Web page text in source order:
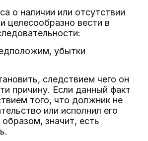
о наличии или отсутствии
целесообразно вести в
убытки
следствием чего он
причину. Если данный факт
того, что должник не
или исполнил его
значит, есть